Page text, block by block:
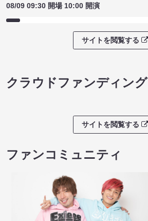
08/09 09:30 開場 10:00 開演
サイトを閲覧する
クラウドファンディング
サイトを閲覧する
ファンコミュニティ